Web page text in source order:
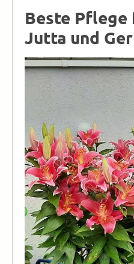
Beste Pflege
Jutta und